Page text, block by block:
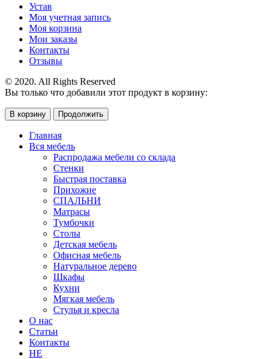
Устав
Моя учетная запись
Моя корзина
Мои заказы
Контакты
Отзывы
© 2020. All Rights Reserved
Вы только что добавили этот продукт в корзину:
В корзину Продолжить
Главная
Вся мебель
Распродажа мебели со склада
Стенки
Быстрая поставка
Прихожие
СПАЛЬНИ
Матрасы
Тумбочки
Столы
Детская мебель
Офисная мебель
Натуральное дерево
Шкафы
Кухни
Мягкая мебель
Стулья и кресла
О нас
Статьи
Контакты
HE